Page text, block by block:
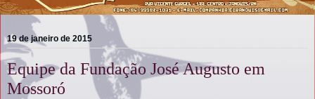
19 de janeiro de 2015
Equipe da Fundação José Augusto em
Mossoró